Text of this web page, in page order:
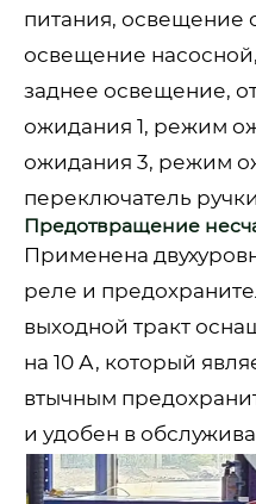
питания, освещение
освещение
заднее освещение,
ожидания 1, режим
ожидания 3, режим
переключатель
Предотвращение
Применена
реле и
выходной тракт
на 10 А, который
втычным
и удобен в